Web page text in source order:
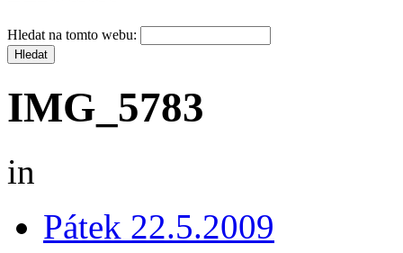
Hledat na tomto webu:
IMG_5783
in
Pátek 22.5.2009